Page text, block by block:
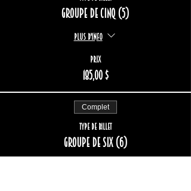
Groupe de cinq (5)
Plus d'info
Prix
185,00 $
Complet
Type de billet
Groupe de six (6)